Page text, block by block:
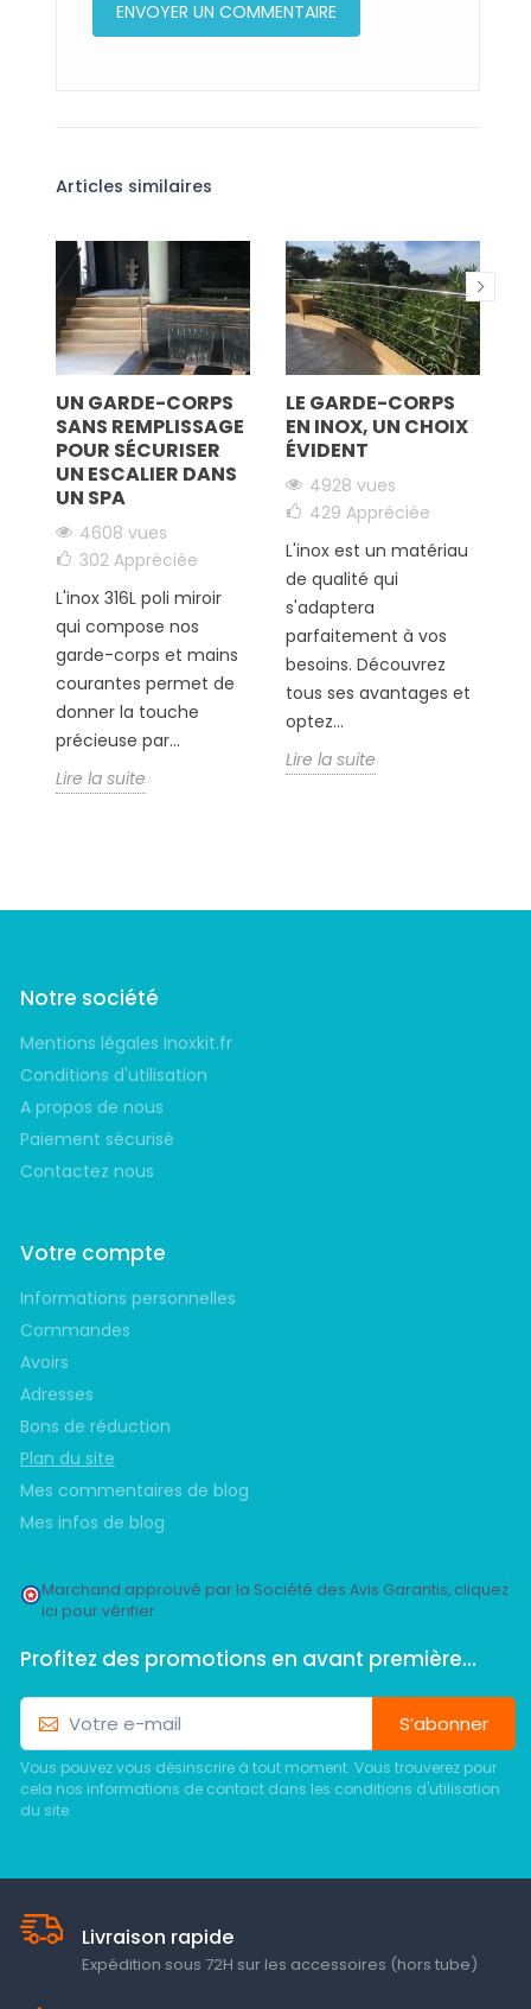
Articles similaires
UN GARDE-CORPS
SANS REMPLISSAGE
POUR SÉCURISER
UN ESCALIER DANS
UN SPA
4608 vues
302 Appréciée
L'inox 316L poli miroir
qui compose nos
garde-corps et mains
courantes permet de
donner la touche
précieuse par...
Lire la suite
LE GARDE-CORPS
EN INOX, UN CHOIX
ÉVIDENT
4928 vues
429 Appréciée
L'inox est un matériau
de qualité qui
s'adaptera
parfaitement à vos
besoins. Découvrez
tous ses avantages et
optez...
Lire la suite
Notre société
Mentions légales Inoxkit.fr
Conditions d'utilisation
A propos de nous
Paiement sécurisé
Contactez nous
Votre compte
Informations personnelles
Commandes
Avoirs
Adresses
Bons de réduction
Plan du site
Mes commentaires de blog
Mes infos de blog
Marchand approuvé par la Société des Avis Garantis, cliquez
ici pour vérifier.
Profitez des promotions en avant première...
S’abonner
Vous pouvez vous désinscrire à tout moment. Vous trouverez pour
cela nos informations de contact dans les conditions d'utilisation
du site.
Livraison rapide
Expédition sous 72H sur les accessoires (hors tube)